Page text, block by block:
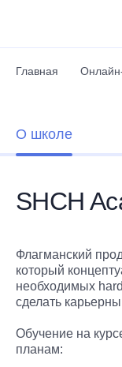
Главная
О школе
SHCH
Флагманский
который
необходимых
сделать
Обучение на
планам: